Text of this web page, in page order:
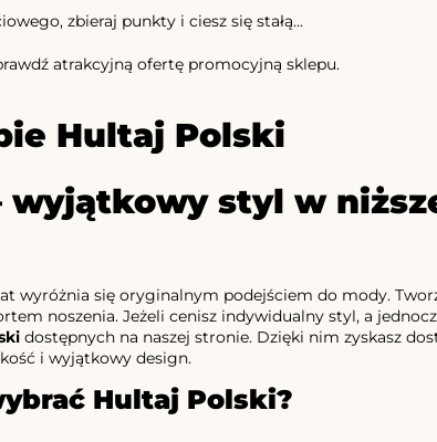
zbieraj punkty i ciesz się stałą...
atrakcyjną ofertę promocyjną sklepu.
Hultaj Polski
wyjątkowy styl w
wyróżnia się oryginalnym podejściem do mody.
noszenia. Jeżeli cenisz indywidualny styl, a
dostępnych na naszej stronie. Dzięki nim zyskasz
i wyjątkowy design.
Hultaj Polski?